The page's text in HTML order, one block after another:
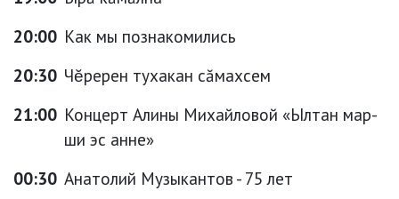
20:00 Как мы познакомились
20:30 Чĕререн тухакан сăмахсем
21:00 Концерт Алины Михайловой «Ылтан мар-
ши эс анне»
00:30 Анатолий Музыкантов - 75 лет